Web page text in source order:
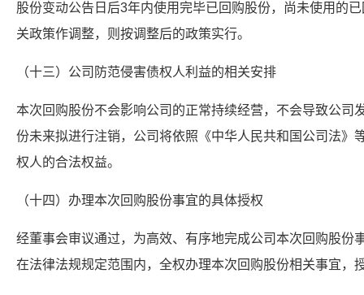
股份变动公告日后3年内使用完毕已回购股份，尚未使用的
关政策作调整，则按调整后的政策实行。
（十三）公司防范侵害债权人利益的相关安排
本次回购股份不会影响公司的正常持续经营，不会导致公司
份未来拟进行注销，公司将依照《中华人民共和国公司法》
权人的合法权益。
（十四）办理本次回购股份事宜的具体授权
经董事会审议通过，为高效、有序地完成公司本次回购股份
在法律法规规定范围内，全权办理本次回购股份相关事宜，